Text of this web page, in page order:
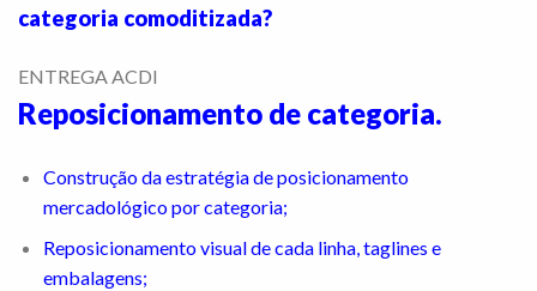
categoria comoditizada?
ENTREGA ACDI
Reposicionamento de categoria.
Construção da estratégia de posicionamento
mercadológico por categoria;
Reposicionamento visual de cada linha, taglines e
embalagens;